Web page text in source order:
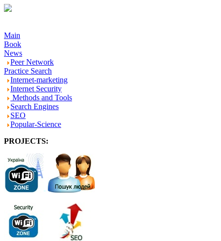
Main
Book
News
Peer Network
Practice Search
Internet-marketing
Internet Security
Methods and Tools
Search Engines
SEO
Popular-Science
PROJECTS:
-